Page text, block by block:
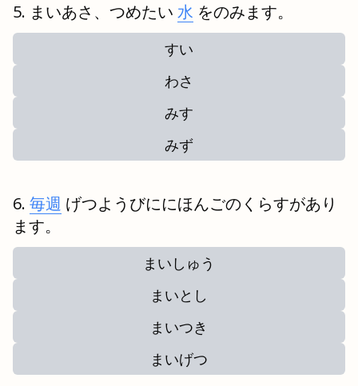
まいあさ、つめたい 水 をのみます。
すい
わさ
みす
みず
毎週 げつようびににほんごのくらすがあり
ます。
まいしゅう
まいとし
まいつき
まいげつ